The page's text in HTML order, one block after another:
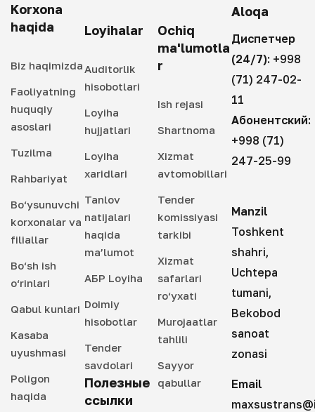
Korxona
haqida
Biz haqimizda
Faoliyatning
huquqiy
asoslari
Tuzilma
Rahbariyat
Bo‘ysunuvchi
korxonalar va
filiallar
Bo‘sh ish
o‘rinlari
Qabul kunlari
Kasaba
uyushmasi
Poligon
haqida
Loyihalar
Auditorlik
hisobotlari
Loyiha
hujjatlari
Loyiha
xaridlari
Tanlov
natijalari
haqida
ma’lumot
АБР Loyiha
Doimiy
hisobotlar
Tender
savdolari
Полезные
ссылки
Ochiq
ma'lumotla
r
Ish rejasi
Shartnoma
Xizmat
avtomobillari
Tender
komissiyasi
tarkibi
Xizmat
safarlari
ro‘yxati
Murojaatlar
tahlili
Sayyor
qabullar
Aloqa
Диспетчер
(24/7): +998
(71) 247-02-
11
Абонентский:
+998 (71)
247-25-99
Manzil
Toshkent
shahri,
Uchtepa
tumani,
Bekobod
sanoat
zonasi
Email